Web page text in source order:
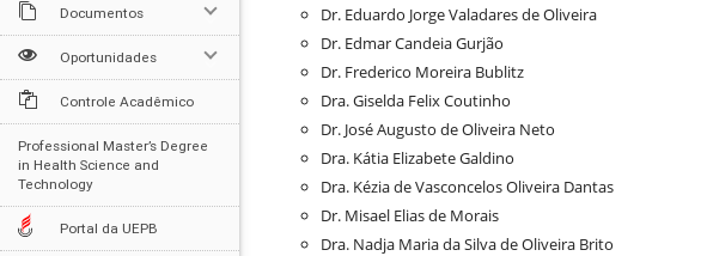
Documentos
Oportunidades
Controle Acadêmico
Professional Master’s Degree
in Health Science and
Technology
Portal da UEPB
Dr. Eduardo Jorge Valadares de Oliveira
Dr. Edmar Candeia Gurjão
Dr. Frederico Moreira Bublitz
Dra. Giselda Felix Coutinho
Dr. José Augusto de Oliveira Neto
Dra. Kátia Elizabete Galdino
Dra. Kézia de Vasconcelos Oliveira Dantas
Dr. Misael Elias de Morais
Dra. Nadja Maria da Silva de Oliveira Brito